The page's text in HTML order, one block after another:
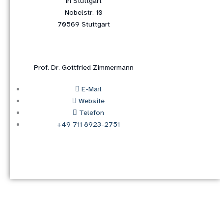
Nobelstr. 10
70569 Stuttgart
Prof. Dr. Gottfried Zimmermann
E-Mail
Website
Telefon
+49 711 8923-2751